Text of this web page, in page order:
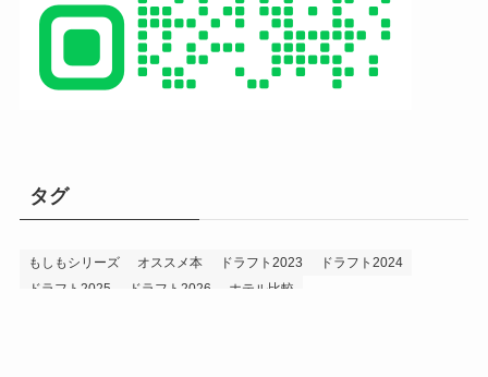
タグ
もしもシリーズ オススメ本 ドラフト2023
ドラフト2024
ドラフト2025
ドラフト2026
ホテル比較